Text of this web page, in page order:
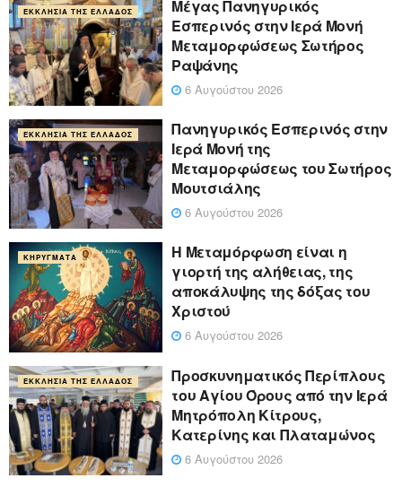
ΕΚΚΛΗΣΊΑ ΤΗΣ ΕΛΛΆΔΟΣ
Μέγας Πανηγυρικός
Εσπερινός στην Ιερά Μονή
Μεταμορφώσεως Σωτήρος
Ραψάνης
6 Αυγούστου 2026
ΕΚΚΛΗΣΊΑ ΤΗΣ ΕΛΛΆΔΟΣ
Πανηγυρικός Εσπερινός στην
Ιερά Μονή της
Μεταμορφώσεως του Σωτήρος
Μουτσιάλης
6 Αυγούστου 2026
ΚΗΡΎΓΜΑΤΑ
Η Μεταμόρφωση είναι η
γιορτή της αλήθειας, της
αποκάλυψης της δόξας του
Χριστού
6 Αυγούστου 2026
ΕΚΚΛΗΣΊΑ ΤΗΣ ΕΛΛΆΔΟΣ
Προσκυνηματικός Περίπλους
του Αγίου Όρους από την Ιερά
Μητρόπολη Κίτρους,
Κατερίνης και Πλαταμώνος
6 Αυγούστου 2026